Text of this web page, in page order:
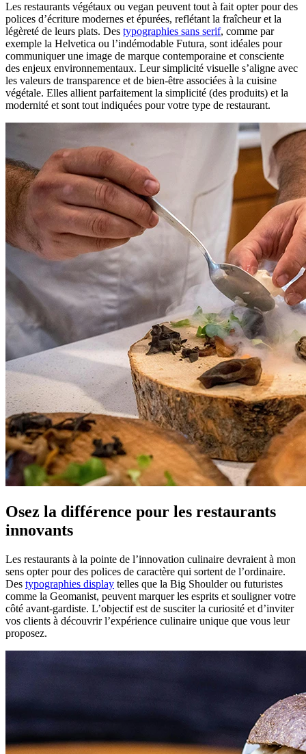
Les restaurants végétaux ou vegan peuvent tout à fait opter pour des
polices d’écriture modernes et épurées, reflétant la fraîcheur et la
légèreté de leurs plats. Des typographies sans serif, comme par
exemple la Helvetica ou l’indémodable Futura, sont idéales pour
communiquer une image de marque contemporaine et consciente
des enjeux environnementaux. Leur simplicité visuelle s’aligne avec
les valeurs de transparence et de bien-être associées à la cuisine
végétale. Elles allient parfaitement la simplicité (des produits) et la
modernité et sont tout indiquées pour votre type de restaurant.
Osez la différence pour les restaurants
innovants
Les restaurants à la pointe de l’innovation culinaire devraient à mon
sens opter pour des polices de caractère qui sortent de l’ordinaire.
Des typographies display telles que la Big Shoulder ou futuristes
comme la Geomanist, peuvent marquer les esprits et souligner votre
côté avant-gardiste. L’objectif est de susciter la curiosité et d’inviter
vos clients à découvrir l’expérience culinaire unique que vous leur
proposez.